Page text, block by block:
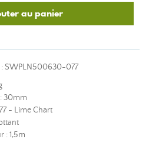
au panier
: SWPLN500630-077
30mm
- Lime Chart
: 1,5m